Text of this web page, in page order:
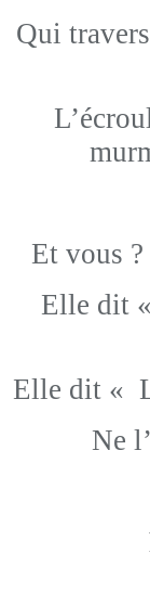
Qui
Et vous ?
Elle dit
Elle dit «
Ne